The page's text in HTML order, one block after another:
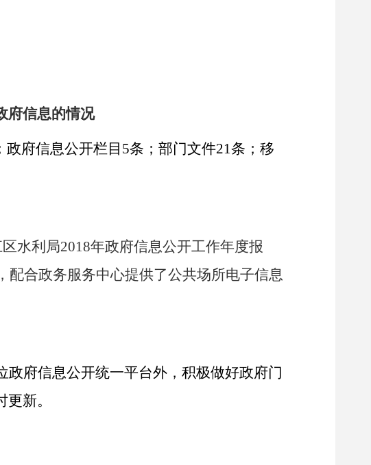
府信息的情况
府信息公开栏目5条；部门文件21条；移
水利局2018年政府信息公开工作年度报
配合政务服务中心提供了公共场所电子信息
府信息公开统一平台外，积极做好政府门
新。